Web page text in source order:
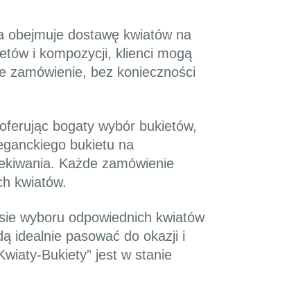
obejmuje dostawę kwiatów na
i kompozycji, klienci mogą
zamówienie, bez konieczności
bogaty wybór bukietów,
bukietu na
Każde zamówienie
kwiatów.
wyboru odpowiednich kwiatów
idealnie pasować do okazji i
Bukiety” jest w stanie